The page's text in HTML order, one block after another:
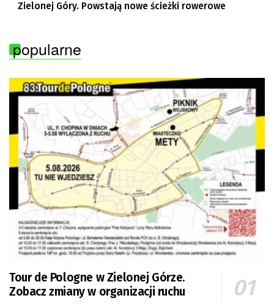
Zielonej Góry. Powstają nowe ścieżki rowerowe
popularne
Tour de Pologne w Zielonej Górze.
Zobacz zmiany w organizacji ruchu